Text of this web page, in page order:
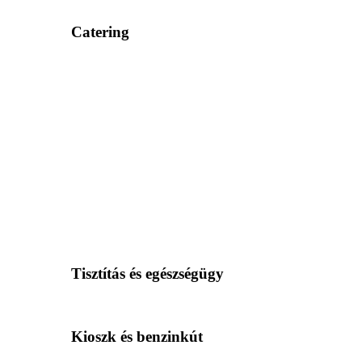
Catering
Tisztítás és egészségügy
Kioszk és benzinkút